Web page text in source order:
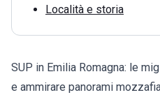
Località e storia
SUP in Emilia Romagna: le
e ammirare panorami